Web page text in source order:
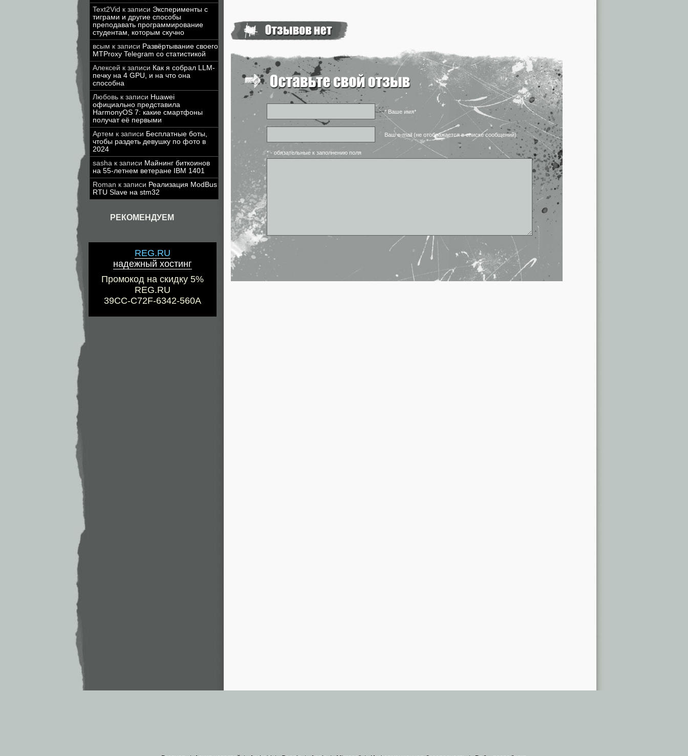
Text2Vid к записи Эксперименты с
тиграми и другие способы
преподавать программирование
студентам, которым скучно
всым к записи Развёртывание своего
MTProxy Telegram со статистикой
Алексей к записи Как я собрал LLM-
печку на 4 GPU, и на что она
способна
Любовь к записи Huawei
официально представила
HarmonyOS 7: какие смартфоны
получат её первыми
Артем к записи Бесплатные боты,
чтобы раздеть девушку по фото в
2024
sasha к записи Майнинг биткоинов
на 55-летнем ветеране IBM 1401
Roman к записи Реализация ModBus
RTU Slave на stm32
РЕКОМЕНДУЕМ
REG.RU
надежный хостинг
Промокод на скидку 5%
REG.RU
39CC-C72F-6342-560A
* Ваше имя*
Ваш e-mail (не отображается в списке сообщений)
* - обязательные к заполнению поля